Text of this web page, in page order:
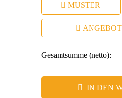
MUSTER
Gesamtsumme (netto):
IN DEN